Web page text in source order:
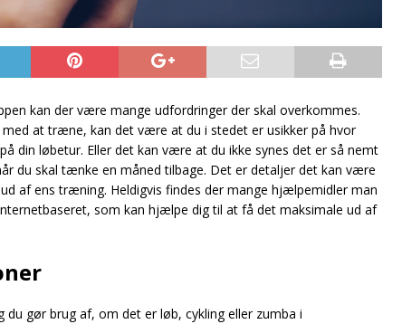
kan der være mange udfordringer der skal overkommes.
at træne, kan det være at du i stedet er usikker på hvor
din løbetur. Eller det kan være at du ikke synes det er så nemt
du skal tænke en måned tilbage. Det er detaljer det kan være
af ens træning. Heldigvis findes der mange hjælpemidler man
som kan hjælpe dig til at få det maksimale ud af
gør brug af, om det er løb, cykling eller zumba i